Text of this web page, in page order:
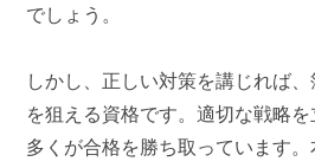
でしょう。
しかし、正しい対策を講じれば
を狙える資格です。適切な戦略
多くが合格を勝ち取っています